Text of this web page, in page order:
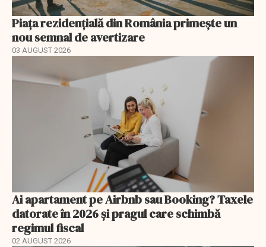
Piața rezidențială din România primește un
nou semnal de avertizare
03 AUGUST 2026
Ai apartament pe Airbnb sau Booking? Taxele
datorate în 2026 și pragul care schimbă
regimul fiscal
02 AUGUST 2026